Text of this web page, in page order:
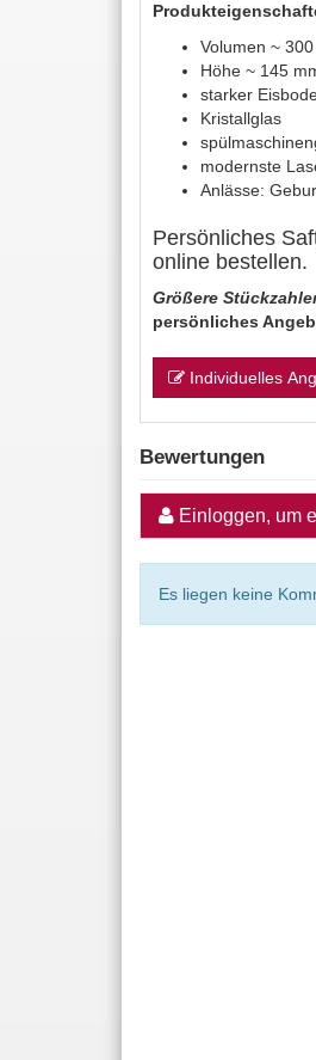
Volumen ~
Höhe ~ 145
starker
Kristallglas
modernste
Anlässe:
Persönliches
online bestellen.
Größere
persönliches
Individuelles
Bewertungen
Einloggen, um
Es liegen keine